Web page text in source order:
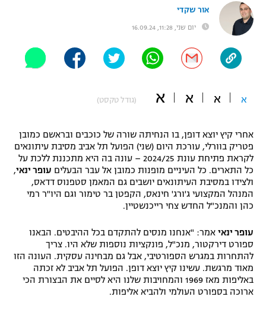
"מעל הליגה" – פודקאסט
"מחצית בשכונה" – פודקאסט
תקנון עבור פעילות אלקטרה
תקנון עבור פעילות ספורט 1 – "מרלן"
גיימינג E-Sports
תנאי שימוש
מדיניות פרטיות
תקנון פעילות ספורט 1
בני יהודה
היאבקות WWE
אופניים
פוטבול אמריקאי NFL
בייסבול MLB
ספורט אתגרי ואקסטרים
גיימינג E-Sports
אור שקדי
יום שני, 11:28, 16.09.24
א א א א (גודל טקסט)
אחרי קיץ יוצא דופן, בו הנחיתה שורה של כוכבים ובראשם כמובן
פטריק בוורלי, עורכת היום (שני) הפועל תל אביב מסיבת עיתונאים
לקראת פתיחת עונת 2024/25 – עונה בה היא מתכננת ללכת על
כל התארים. כל העיניים מופנות כמובן אל עבר הבעלים עופר ינאי,
ולצידו במסיבת העיתונאים יושבים גם המאמן סטפנוס דדאס,
המנהל המקצועי ג'ורג' חינאס, הקפטן בר טימור וגם היו"ר רמי
כהן והמנכ"ל החדש צחי רייכנשטיין.
עופר ינאי אמר: "אנחנו מנסים להתקדם בכל ההיבטים. הבאנו
ספורט דירקטור, מנכ"ל, פונקציות נוספות שלא היו. צריך
להתחרות במגרש הספורטיבי, אבל גם מבחינה עסקית. העונה הזו
מאוד מרגשת. עשינו קיץ יוצא דופן. הפועל תל אביב לא זכתה
באליפות מאז 1969 והמחויבות שלנו היא לסיים את הבצורת הכי
ארוכה בספורט העולמי ולהביא אליפות.